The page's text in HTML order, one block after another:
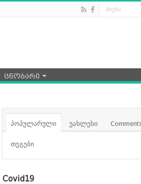
ცნობარი
პოპულარული უახლესი
თეგები
Covid19